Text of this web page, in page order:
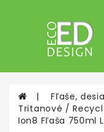
boxy
Doplnky
do
bytu
Fľaše,
Tritanové /
Ion8 Fľaša 750ml